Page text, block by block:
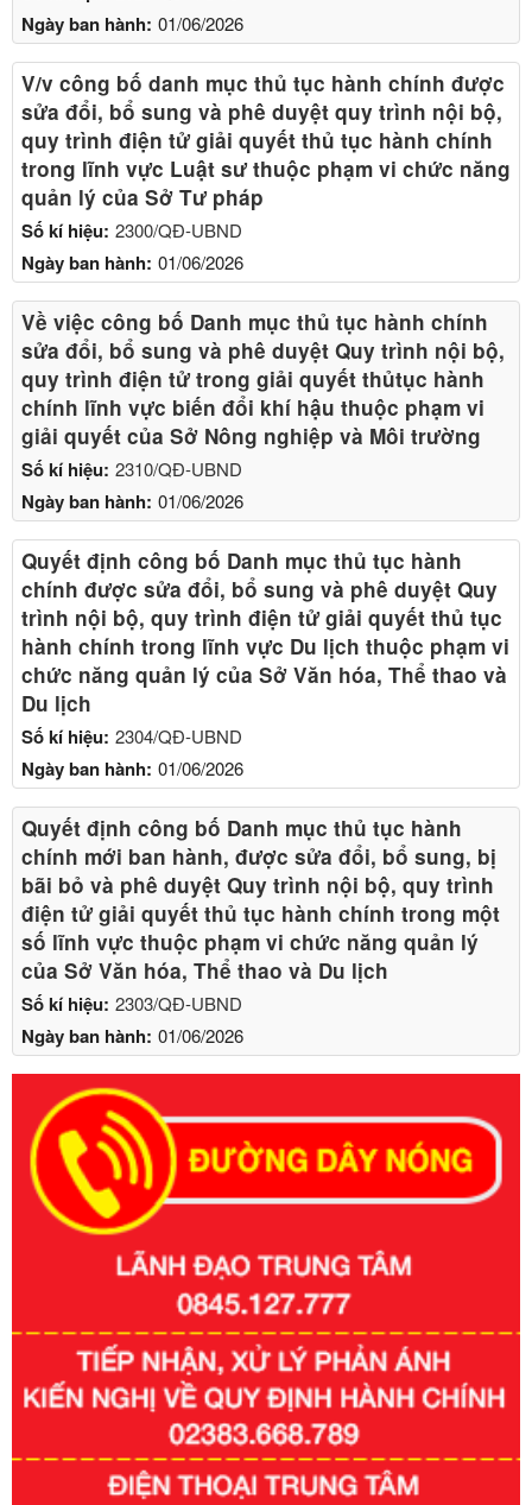
Ngày ban hành: 01/06/2026
Số kí hiệu: 2300/QĐ-UBND
Ngày ban hành: 01/06/2026
V/v công bố danh mục thủ tục hành chính được
sửa đổi, bổ sung và phê duyệt quy trình nội bộ,
quy trình điện tử giải quyết thủ tục hành chính
trong lĩnh vực Luật sư thuộc phạm vi chức năng
quản lý của Sở Tư pháp
Số kí hiệu: 2310/QĐ-UBND
Ngày ban hành: 01/06/2026
Về việc công bố Danh mục thủ tục hành chính
sửa đổi, bổ sung và phê duyệt Quy trình nội bộ,
quy trình điện tử trong giải quyết thủtục hành
chính lĩnh vực biến đổi khí hậu thuộc phạm vi
giải quyết của Sở Nông nghiệp và Môi trường
Số kí hiệu: 2304/QĐ-UBND
Ngày ban hành: 01/06/2026
Quyết định công bố Danh mục thủ tục hành
chính được sửa đổi, bổ sung và phê duyệt Quy
trình nội bộ, quy trình điện tử giải quyết thủ tục
hành chính trong lĩnh vực Du lịch thuộc phạm vi
chức năng quản lý của Sở Văn hóa, Thể thao và
Du lịch
Số kí hiệu: 2303/QĐ-UBND
Ngày ban hành: 01/06/2026
Quyết định công bố Danh mục thủ tục hành
chính mới ban hành, được sửa đổi, bổ sung, bị
bãi bỏ và phê duyệt Quy trình nội bộ, quy trình
điện tử giải quyết thủ tục hành chính trong một
số lĩnh vực thuộc phạm vi chức năng quản lý
của Sở Văn hóa, Thể thao và Du lịch